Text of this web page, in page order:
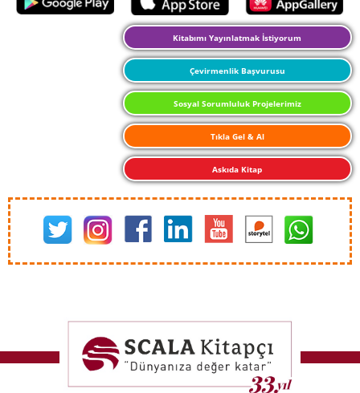
Kitabımı Yayınlatmak İstiyorum
Çevirmenlik Başvurusu
Sosyal Sorumluluk Projelerimiz
Tıkla Gel & Al
Askıda Kitap